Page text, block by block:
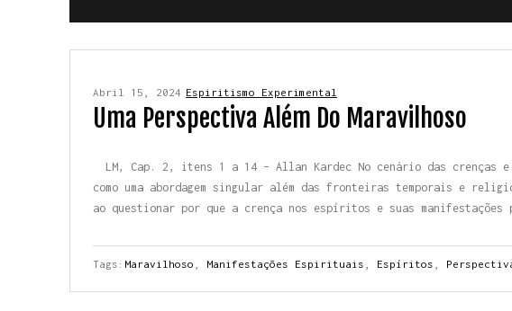
Espiritismo Experimental
Abril 15, 2024
Uma Perspectiva Além Do Maravilhoso
LM, Cap. 2, itens 1 a 14 – Allan Kardec No cenário das crenças
como uma abordagem singular além das fronteiras temporais e
ao questionar por que a crença nos espíritos e suas
Tags: Maravilhoso Manifestações Espirituais Espíritos